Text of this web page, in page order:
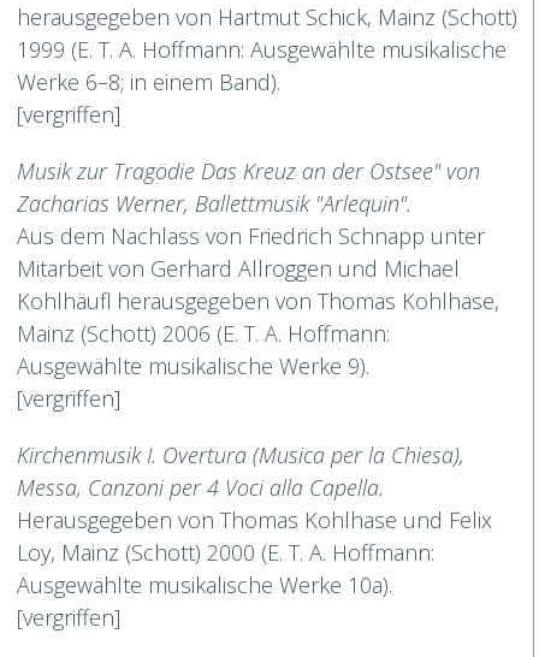
herausgegeben von Hartmut Schick, Mainz (Schott)
1999 (E. T. A. Hoffmann: Ausgewählte musikalische
Werke 6–8; in einem Band).
[vergriffen]
Musik zur Tragödie Das Kreuz an der Ostsee" von
Zacharias Werner, Ballettmusik "Arlequin".
Aus dem Nachlass von Friedrich Schnapp unter
Mitarbeit von Gerhard Allroggen und Michael
Kohlhäufl herausgegeben von Thomas Kohlhase,
Mainz (Schott) 2006 (E. T. A. Hoffmann:
Ausgewählte musikalische Werke 9).
[vergriffen]
Kirchenmusik I. Overtura (Musica per la Chiesa),
Messa, Canzoni per 4 Voci alla Capella.
Herausgegeben von Thomas Kohlhase und Felix
Loy, Mainz (Schott) 2000 (E. T. A. Hoffmann:
Ausgewählte musikalische Werke 10a).
[vergriffen]